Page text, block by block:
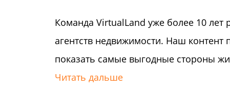
Команда VirtualLand уже более 10 лет
агентств недвижимости. Наш
показать самые выгодные стороны
Читать дальше